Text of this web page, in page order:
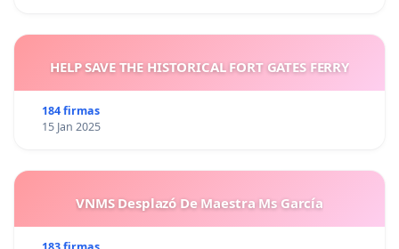
HELP SAVE THE HISTORICAL FORT GATES FERRY
184 firmas
15 Jan 2025
VNMS Desplazó De Maestra Ms García